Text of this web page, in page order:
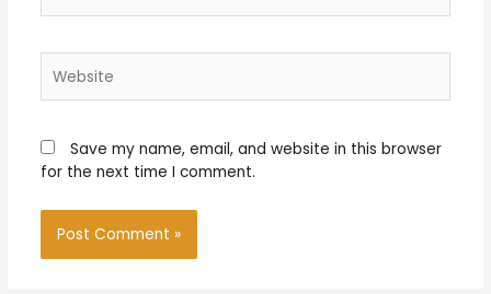
Save my name, email, and website in this browser
for the next time I comment.